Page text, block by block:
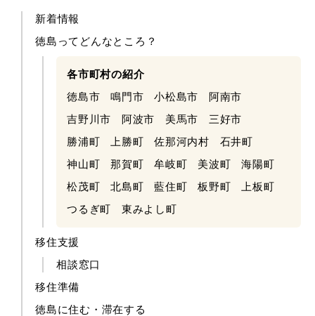
新着情報
徳島ってどんなところ？
各市町村の紹介
徳島市
鳴門市 小松島市
阿南市
吉野川市
阿波市 美馬市
三好市
勝浦町
上勝町 佐那河内村
石井町
神山町
那賀町 牟岐町 美波町
海陽町
松茂町
北島町 藍住町 板野町
上板町
つるぎ町
東みよし町
移住支援
相談窓口
移住準備
徳島に住む・滞在する